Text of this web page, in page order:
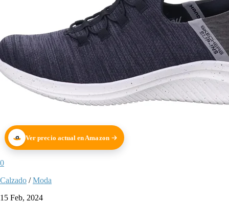
Ver precio actual en Amazon
0
Calzado /Moda
15 Feb, 2024